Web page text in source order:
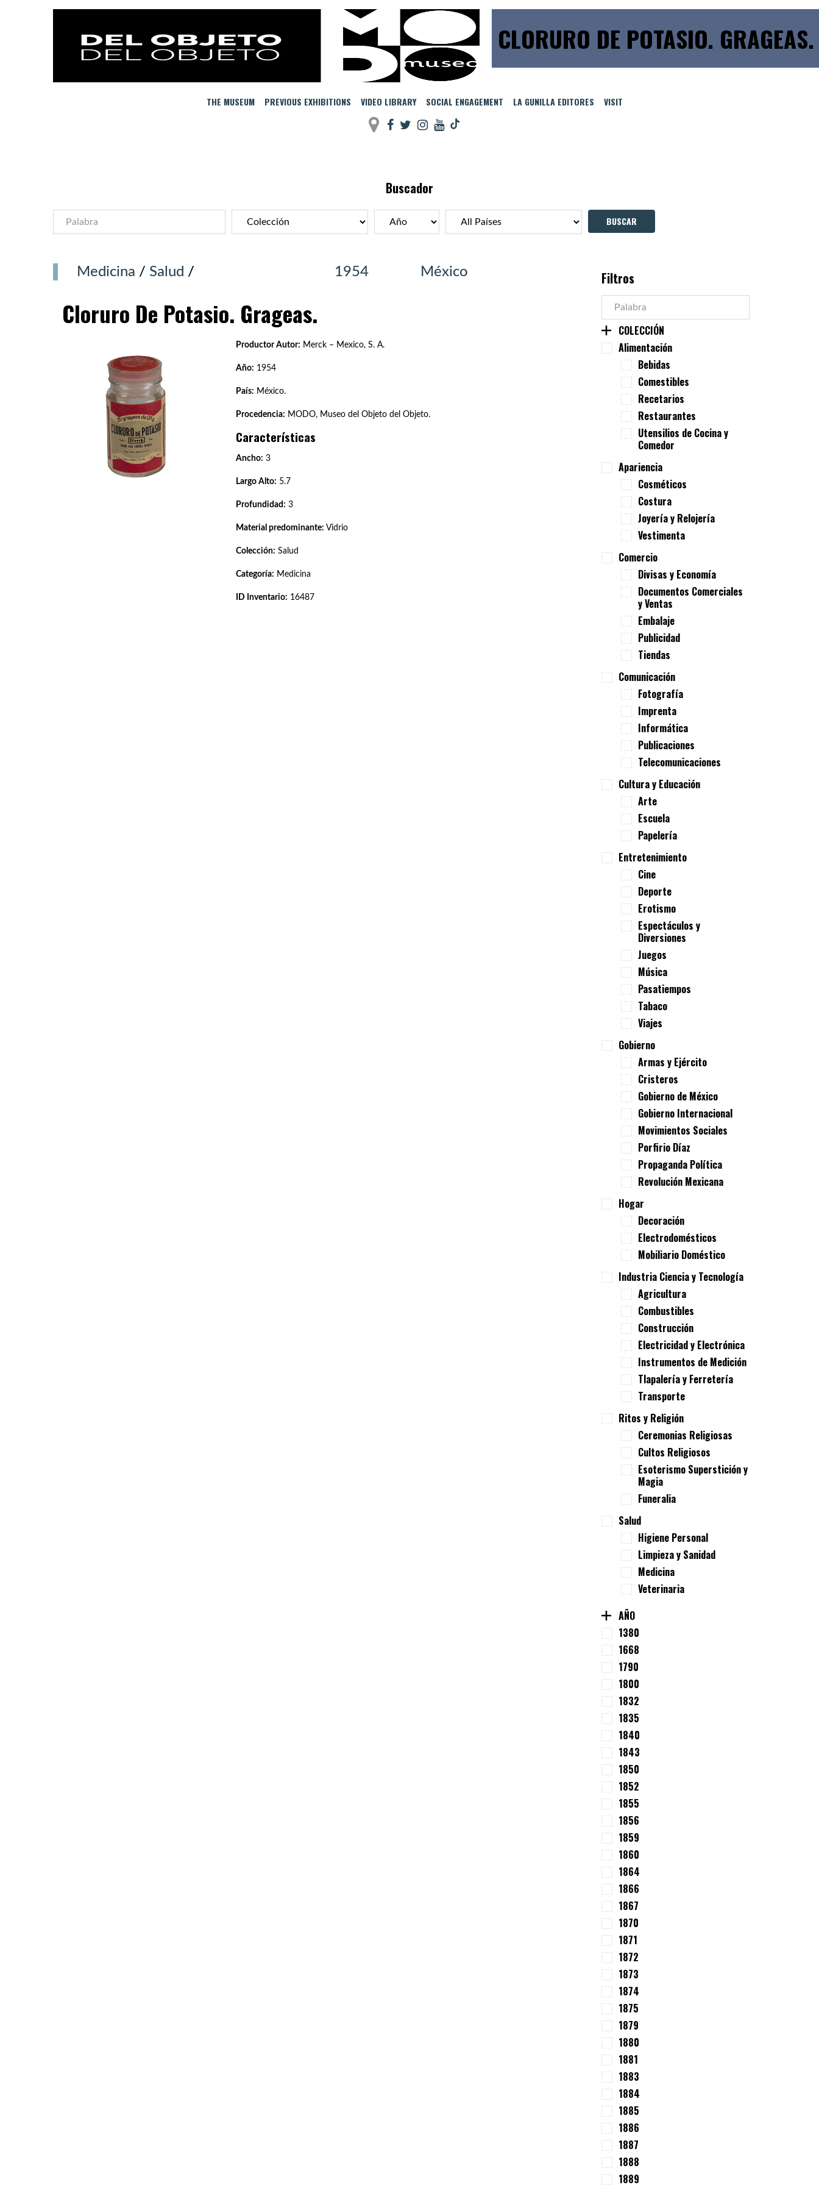
CLORURO DE POTASIO. GRAGEAS.
THE MUSEUM PREVIOUS EXHIBITIONS VIDEO LIBRARY SOCIAL ENGAGEMENT LA GUNILLA EDITORES VISIT
Buscador
Medicina / Salud / 1954 México
Cloruro De Potasio. Grageas.
Productor Autor: Merck – Mexico, S. A.
Año: 1954
País: México.
Procedencia: MODO, Museo del Objeto del Objeto.
Características
Ancho: 3
Largo Alto: 5.7
Profundidad: 3
Material predominante: Vidrio
Colección: Salud
Categoría: Medicina
ID Inventario: 16487
Filtros
COLECCIÓN
Alimentación
Bebidas
Comestibles
Recetarios
Restaurantes
Utensilios de Cocina y
Comedor
Apariencia
Cosméticos
Costura
Joyería y Relojería
Vestimenta
Comercio
Divisas y Economía
Documentos Comerciales
y Ventas
Embalaje
Publicidad
Tiendas
Comunicación
Fotografía
Imprenta
Informática
Publicaciones
Telecomunicaciones
Cultura y Educación
Arte
Escuela
Papelería
Entretenimiento
Cine
Deporte
Erotismo
Espectáculos y
Diversiones
Juegos
Música
Pasatiempos
Tabaco
Viajes
Gobierno
Armas y Ejército
Cristeros
Gobierno de México
Gobierno Internacional
Movimientos Sociales
Porfirio Díaz
Propaganda Política
Revolución Mexicana
Hogar
Decoración
Electrodomésticos
Mobiliario Doméstico
Industria Ciencia y Tecnología
Agricultura
Combustibles
Construcción
Electricidad y Electrónica
Instrumentos de Medición
Tlapalería y Ferretería
Transporte
Ritos y Religión
Ceremonias Religiosas
Cultos Religiosos
Esoterismo Superstición y
Magia
Funeralia
Salud
Higiene Personal
Limpieza y Sanidad
Medicina
Veterinaria
AÑO
1380
1668
1790
1800
1832
1835
1840
1843
1850
1852
1855
1856
1859
1860
1864
1866
1867
1870
1871
1872
1873
1874
1875
1879
1880
1881
1883
1884
1885
1886
1887
1888
1889